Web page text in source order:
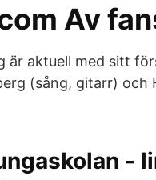
Av
är aktuell med sitt
(sång, gitarr) och
-